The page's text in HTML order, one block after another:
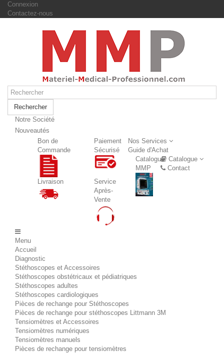
Connexion
Contactez-nous
Rechercher
Notre Société
Nouveautés
Nos Services
Bon de
Commande
Paiement
Sécurisé
Livraison
Service
Après-
Vente
Guide d'Achat
Catalogue
Catalogue
MMP
Contact
Menu
Accueil
Diagnostic
Stéthoscopes et Accessoires
Stéthoscopes obstétricaux et pédiatriques
Stéthoscopes adultes
Stéthoscopes cardiologiques
Pièces de rechange pour Stéthoscopes
Pièces de rechange pour stéthoscopes Littmann 3M
Tensiomètres et Accessoires
Tensiomètres numériques
Tensiomètres manuels
Pièces de rechange pour tensiomètres